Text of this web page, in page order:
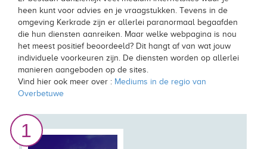
heen kunt voor advies en je vraagstukken. Tevens in de
omgeving Kerkrade zijn er allerlei paranormaal begaafden
die hun diensten aanreiken. Maar welke webpagina is nou
het meest positief beoordeeld? Dit hangt af van wat jouw
individuele voorkeuren zijn. De diensten worden op allerlei
manieren aangeboden op de sites.
Vind hier ook meer over : Mediums in de regio van
Overbetuwe
1